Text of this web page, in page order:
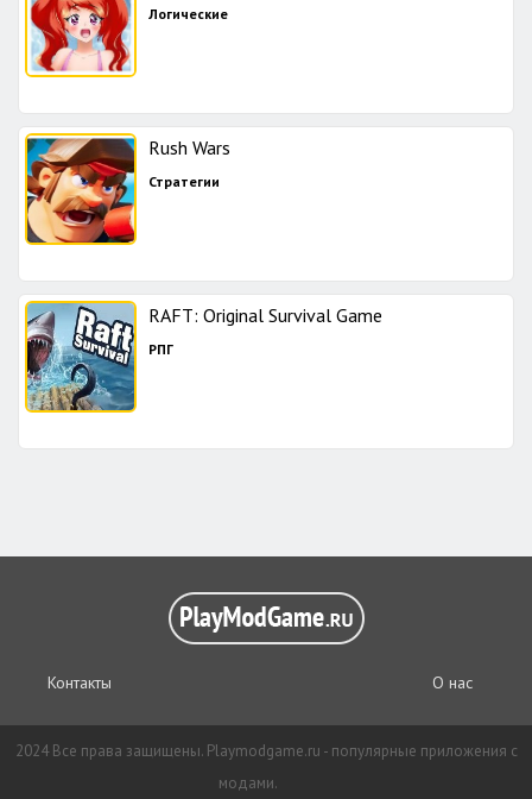
Логические
Rush Wars
Стратегии
RAFT: Original Survival Game
РПГ
Контакты О нас
2024 Все права защищены. Playmodgame.ru - популярные приложения с
модами.